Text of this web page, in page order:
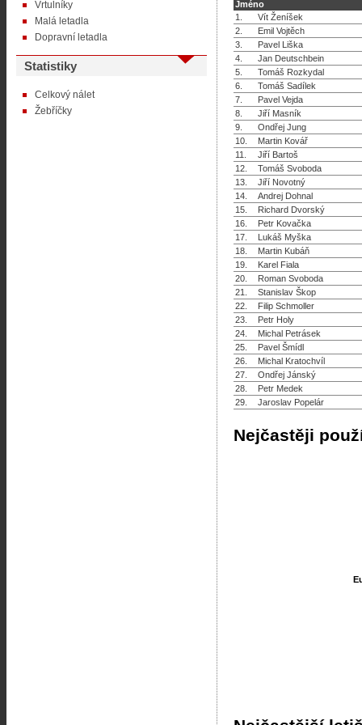
Vrtulníky
Malá letadla
Dopravní letadla
Statistiky
Celkový nálet
Žebříčky
Jméno
1.
Vít Ženíšek
2.
Emil Vojtěch
3.
Pavel Liška
4.
Jan Deutschbein
5.
Tomáš Rozkydal
6.
Tomáš Sadílek
7.
Pavel Vejda
8.
Jiří Masník
9.
Ondřej Jung
10.
Martin Kovář
11.
Jiří Bartoš
12.
Tomáš Svoboda
13.
Jiří Novotný
14.
Andrej Dohnal
15.
Richard Dvorský
16.
Petr Kovačka
17.
Lukáš Myška
18.
Martin Kubáň
19.
Karel Fiala
20.
Roman Svoboda
21.
Stanislav Škop
22.
Filip Schmoller
23.
Petr Holy
24.
Michal Petrásek
25.
Pavel Šmídl
26.
Michal Kratochvíl
27.
Ondřej Jánský
28.
Petr Medek
29.
Jaroslav Popelár
Nejčastěji